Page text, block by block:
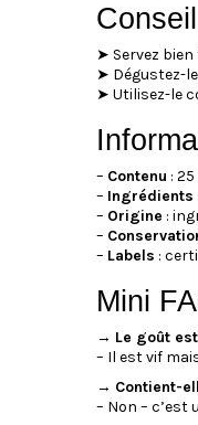
➤ Servez
➤ Dégustez-
➤ Utilisez-le
– Contenu :
– Ingrédients
– Origine :
–
– Labels :
Mini
→ Le goût
– Il est vif
→ Contient-
– Non –